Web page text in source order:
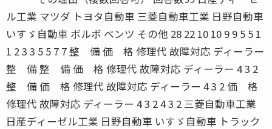
ル工業 マツダ トヨタ自動車 三菱自動車工業 日野自動車
いすゞ自動車 ボルボ ベンツ その他 28 22 10 10 9 9 5 5 1
1 2 3 3 5 5 7 7 整 備 価 格 修理代 故障対応 ディーラー
整 備 整 備 価 格 修理代 故障対応 ディーラー 4 3 2
整 備 価 格 修理代 故障対応 ディーラー 4 3 2 価 格
修理代 故障対応 ディーラー 4 3 2 4 3 2 三菱自動車工業
日産ディーゼル工業 日野自動車 いすゞ自動車 トラック